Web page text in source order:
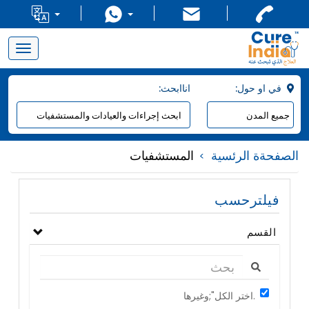
Toggle
navigation
:اناابحث
الصفحةة الرئسية المستشفيات
فيلترحسب
القسم
اختر الكل";وغيرها.